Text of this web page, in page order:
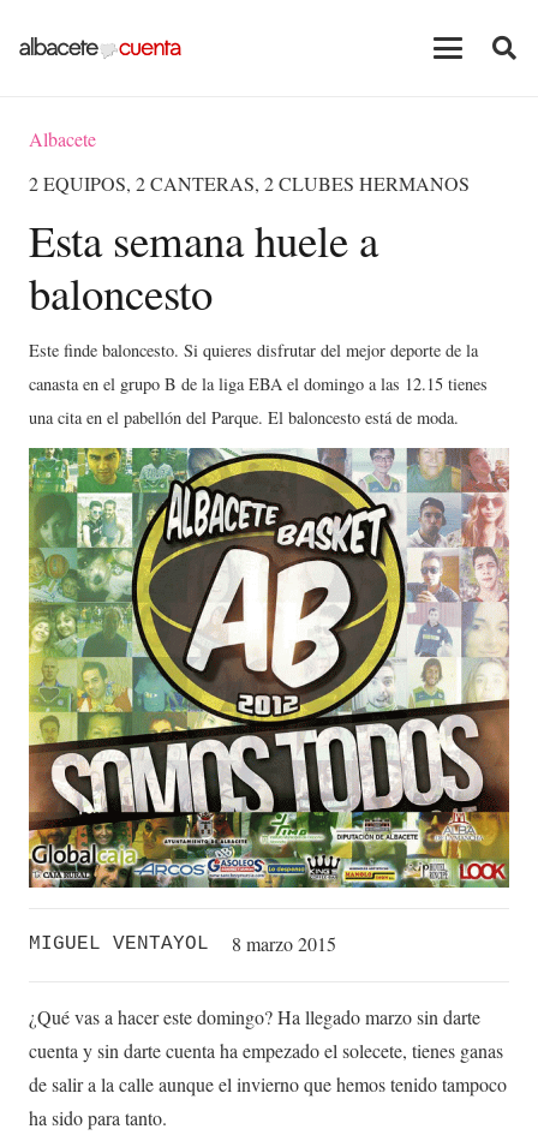
Albacete
2 EQUIPOS, 2 CANTERAS, 2 CLUBES HERMANOS
Esta semana huele a
baloncesto
Este finde baloncesto. Si quieres disfrutar del mejor deporte de la
canasta en el grupo B de la liga EBA el domingo a las 12.15 tienes
una cita en el pabellón del Parque. El baloncesto está de moda.
MIGUEL VENTAYOL 8 marzo 2015
¿Qué vas a hacer este domingo? Ha llegado marzo sin darte
cuenta y sin darte cuenta ha empezado el solecete, tienes ganas
de salir a la calle aunque el invierno que hemos tenido tampoco
ha sido para tanto.